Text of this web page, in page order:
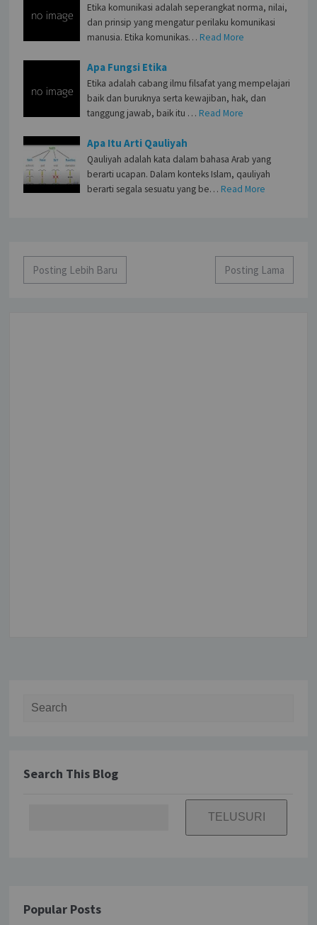
Etika komunikasi adalah seperangkat norma, nilai,
dan prinsip yang mengatur perilaku komunikasi
manusia. Etika komunikas… Read More
Apa Fungsi Etika
Etika adalah cabang ilmu filsafat yang mempelajari
baik dan buruknya serta kewajiban, hak, dan
tanggung jawab, baik itu … Read More
Apa Itu Arti Qauliyah
Qauliyah adalah kata dalam bahasa Arab yang
berarti ucapan. Dalam konteks Islam, qauliyah
berarti segala sesuatu yang be… Read More
Posting Lebih Baru Posting Lama
Search for:
Search This Blog
Popular Posts